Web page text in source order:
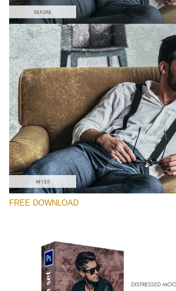
Si prega di
Free Photoshop Overlay #2
Small 800*533px
Distressed Mood
(30 Overlays)
Large 6000*4000px
Entire Collection
(1783 Overlays)
FREE DOWNLOAD